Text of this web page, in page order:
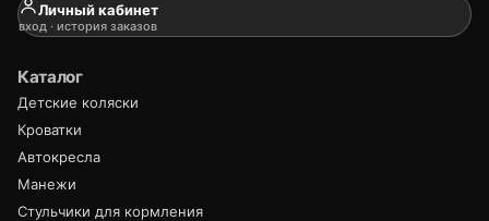
Личный кабинет
вход · история заказов
Каталог
Детские коляски
Кроватки
Автокресла
Манежи
Стульчики для кормления